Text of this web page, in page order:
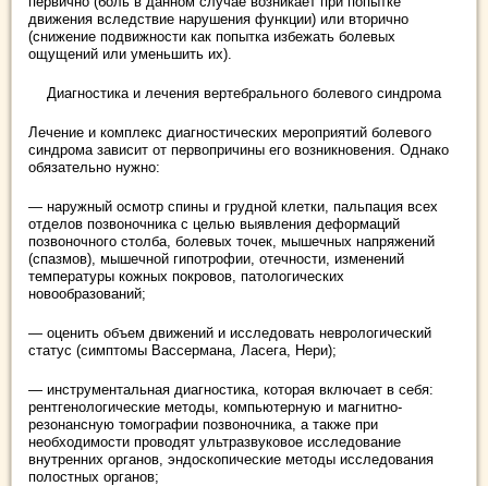
движения вследствие нарушения функции) или вторично
(снижение подвижности как попытка избежать болевых
ощущений или уменьшить их).
Диагностика и лечения вертебрального болевого синдрома
Лечение и комплекс диагностических мероприятий болевого
синдрома зависит от первопричины его возникновения. Однако
обязательно нужно:
— наружный осмотр спины и грудной клетки, пальпация всех
отделов позвоночника с целью выявления деформаций
позвоночного столба, болевых точек, мышечных напряжений
(спазмов), мышечной гипотрофии, отечности, изменений
температуры кожных покровов, патологических
новообразований;
— оценить объем движений и исследовать неврологический
статус (симптомы Вассермана, Ласега, Нери);
— инструментальная диагностика, которая включает в себя:
рентгенологические методы, компьютерную и магнитно-
резонансную томографии позвоночника, а также при
необходимости проводят ультразвуковое исследование
внутренних органов, эндоскопические методы исследования
полостных органов;